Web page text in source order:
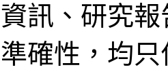
訊、研究
確性，均